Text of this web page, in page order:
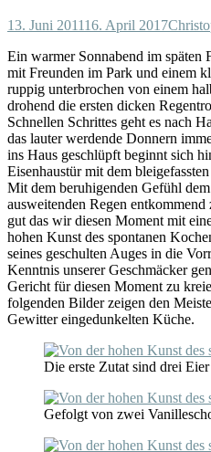
13. Juni 201116. April 2017
Ein warmer Sonnabend im späten
mit Freunden im Park und einem
ruppig unterbrochen von einem
drohend die ersten dicken
Schnellen Schrittes geht es nach
das lauter werdende Donnern
ins Haus geschlüpft beginnt sich
Eisenhaustür mit dem
Mit dem beruhigenden Gefühl
ausweitenden Regen
gut das wir diesen Moment mit
hohen Kunst des spontanen
seines geschulten Auges in die
Kenntnis unserer Geschmäcker
Gericht für diesen Moment zu
folgenden Bilder zeigen den
Gewitter eingedunkelten Küche.
Die erste Zutat sind drei Eier
Gefolgt von zwei